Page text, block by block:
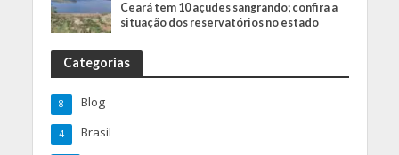
Ceará tem 10 açudes sangrando; confira a
situação dos reservatórios no estado
Categorias
Blog
8
Brasil
4